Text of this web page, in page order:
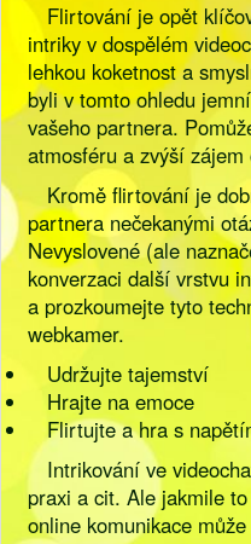
Flirtování je opět
intriky v dospělém
lehkou koketnost a
byli v tomto ohledu
vašeho partnera.
atmosféru a zvýší
Kromě flirtování je
partnera nečekanými
Nevyslovené (ale
konverzaci další vrstvu
a prozkoumejte tyto
webkamer.
Udržujte tajemství
Hrajte na emoce
Flirtujte a hra s
Intrikování ve
praxi a cit. Ale jakmile
online komunikace